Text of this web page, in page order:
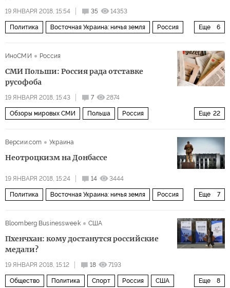
19 ЯНВАРЯ 2018, 15:54 35 14353
Еще 6
Политика Восточная Украина: ничья земля Россия
ИноСМИ Россия
СМИ Польши: Россия рада отставке
русофоба
19 ЯНВАРЯ 2018, 15:43 7 2874
Еще 22
Обзоры мировых СМИ Польша Россия
Балтийское море
Радослав Сикорский Павел Климкин
ООН Искандер Су-27 СУ-35 С-400
Резервный фонд Фонд национального благосостояния
Версии.com Украина
Неотроцкизм на Донбассе
19 ЯНВАРЯ 2018, 15:24 14 3444
Еще 7
Политика Восточная Украина: ничья земля Россия
Верховная рада
Bloomberg Businessweek США
Пхенчхан: кому достанутся российские
медали?
19 ЯНВАРЯ 2018, 15:12 18 7193
Еще 8
Общество Политика Спорт Россия США